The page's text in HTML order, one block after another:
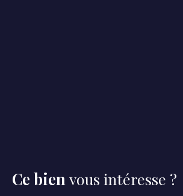
Ce bien vous intéresse ?